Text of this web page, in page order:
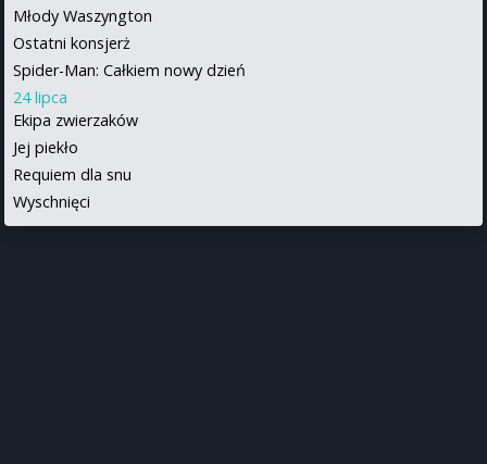
Młody Waszyngton
Ostatni konsjerż
Spider-Man: Całkiem nowy dzień
24 lipca
Ekipa zwierzaków
Jej piekło
Requiem dla snu
Wyschnięci